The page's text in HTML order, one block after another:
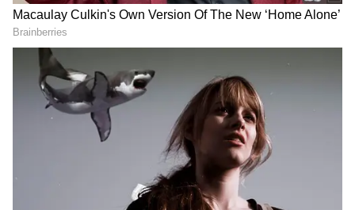
Image Credit :Gemini AI
కువైట్‌ నుంచి వచ్చిన యజమానికి పెరిగిన అనుమానాలు
జీవనోపాధి కోసం కువైట్ వెళ్లిన రామసుబ్బారెడ్డి ఇటీవల
స్వదేశానికి తిరిగి వచ్చాడు. ఈ సమయంలో తన భార్య,
డ్రైవర్ వంశీ మధ్య సన్నిహిత సంబంధాలు ఉన్నాయనే
అనుమానం అతనిలో పెరిగినట్లు స్థానికంగా ప్రచారం
జరుగుతోంది. ఈ విషయంపై కుటుంబంలో పలుమార్లు
వివాదాలు జరిగినట్లు తెలుస్తోంది.